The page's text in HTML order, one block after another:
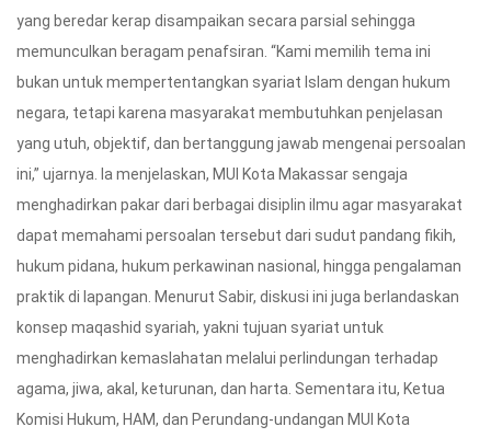
yang beredar kerap disampaikan secara parsial sehingga
memunculkan beragam penafsiran. “Kami memilih tema ini
bukan untuk mempertentangkan syariat Islam dengan hukum
negara, tetapi karena masyarakat membutuhkan penjelasan
yang utuh, objektif, dan bertanggung jawab mengenai persoalan
ini,” ujarnya. Ia menjelaskan, MUI Kota Makassar sengaja
menghadirkan pakar dari berbagai disiplin ilmu agar masyarakat
dapat memahami persoalan tersebut dari sudut pandang fikih,
hukum pidana, hukum perkawinan nasional, hingga pengalaman
praktik di lapangan. Menurut Sabir, diskusi ini juga berlandaskan
konsep maqashid syariah, yakni tujuan syariat untuk
menghadirkan kemaslahatan melalui perlindungan terhadap
agama, jiwa, akal, keturunan, dan harta. Sementara itu, Ketua
Komisi Hukum, HAM, dan Perundang-undangan MUI Kota